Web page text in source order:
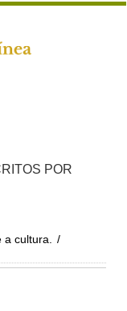
POR
cultura.
/